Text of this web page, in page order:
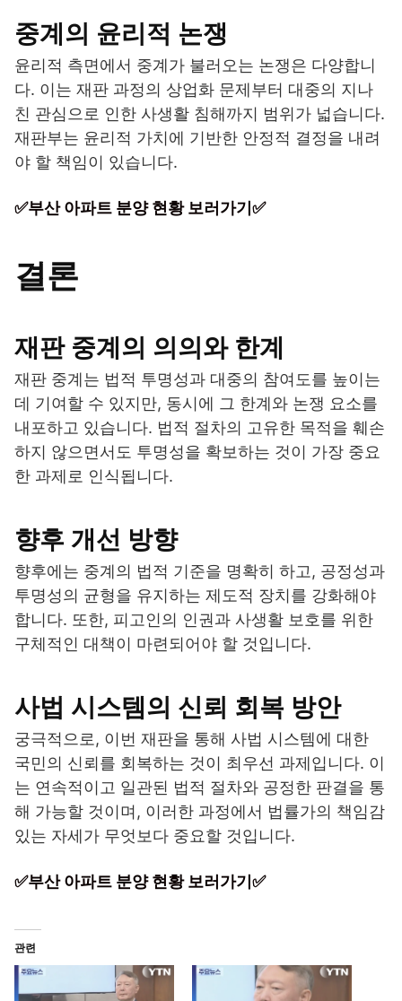
중계의 윤리적 논쟁
윤리적 측면에서 중계가 불러오는 논쟁은 다양합니
다. 이는 재판 과정의 상업화 문제부터 대중의 지나
친 관심으로 인한 사생활 침해까지 범위가 넓습니다.
재판부는 윤리적 가치에 기반한 안정적 결정을 내려
야 할 책임이 있습니다.
✅부산 아파트 분양 현황 보러가기✅
결론
재판 중계의 의의와 한계
재판 중계는 법적 투명성과 대중의 참여도를 높이는
데 기여할 수 있지만, 동시에 그 한계와 논쟁 요소를
내포하고 있습니다. 법적 절차의 고유한 목적을 훼손
하지 않으면서도 투명성을 확보하는 것이 가장 중요
한 과제로 인식됩니다.
향후 개선 방향
향후에는 중계의 법적 기준을 명확히 하고, 공정성과
투명성의 균형을 유지하는 제도적 장치를 강화해야
합니다. 또한, 피고인의 인권과 사생활 보호를 위한
구체적인 대책이 마련되어야 할 것입니다.
사법 시스템의 신뢰 회복 방안
궁극적으로, 이번 재판을 통해 사법 시스템에 대한
국민의 신뢰를 회복하는 것이 최우선 과제입니다. 이
는 연속적이고 일관된 법적 절차와 공정한 판결을 통
해 가능할 것이며, 이러한 과정에서 법률가의 책임감
있는 자세가 무엇보다 중요할 것입니다.
✅부산 아파트 분양 현황 보러가기✅
관련